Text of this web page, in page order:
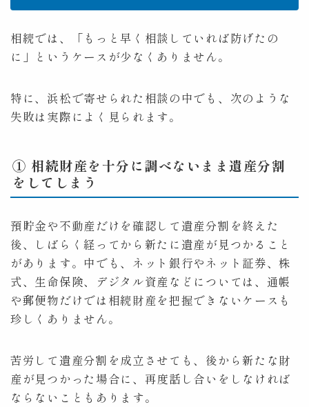
相続では、「もっと早く相談していれば防げたの
に」というケースが少なくありません。
特に、浜松で寄せられた相談の中でも、次のような
失敗は実際によく見られます。
① 相続財産を十分に調べないまま遺産分割
をしてしまう
預貯金や不動産だけを確認して遺産分割を終えた
後、しばらく経ってから新たに遺産が見つかること
があります。中でも、ネット銀行やネット証券、株
式、生命保険、デジタル資産などについては、通帳
や郵便物だけでは相続財産を把握できないケースも
珍しくありません。
苦労して遺産分割を成立させても、後から新たな財
産が見つかった場合に、再度話し合いをしなければ
ならないこともあります。